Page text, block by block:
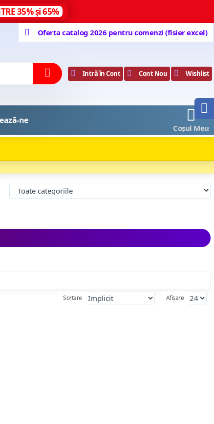
35% și 65%
Oferta catalog 2026 pentru comenzi (fisier excel)
Intră în Cont Cont Nou Wishlist
ne
Coșul Meu
Sortare Afișare